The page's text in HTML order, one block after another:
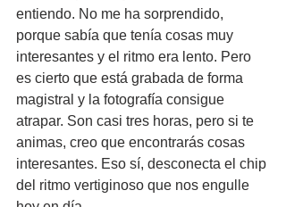
entiendo. No me ha sorprendido,
porque sabía que tenía cosas muy
interesantes y el ritmo era lento. Pero
es cierto que está grabada de forma
magistral y la fotografía consigue
atrapar. Son casi tres horas, pero si te
animas, creo que encontrarás cosas
interesantes. Eso sí, desconecta el chip
del ritmo vertiginoso que nos engulle